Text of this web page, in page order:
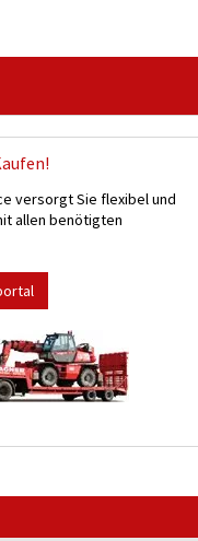
versorgt Sie flexibel und
allen benötigten